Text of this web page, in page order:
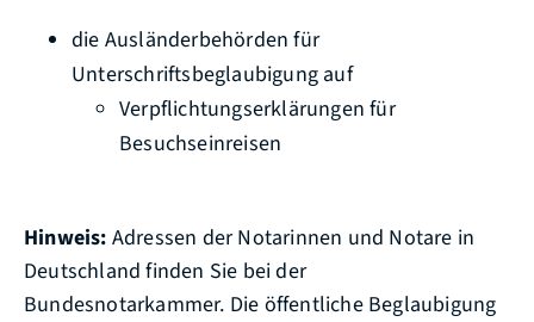
die Ausländerbehörden für
Unterschriftsbeglaubigung auf
Verpflichtungserklärungen für
Besuchseinreisen
Hinweis: Adressen der Notarinnen und Notare in
Deutschland finden Sie bei der
Bundesnotarkammer. Die öffentliche Beglaubigung